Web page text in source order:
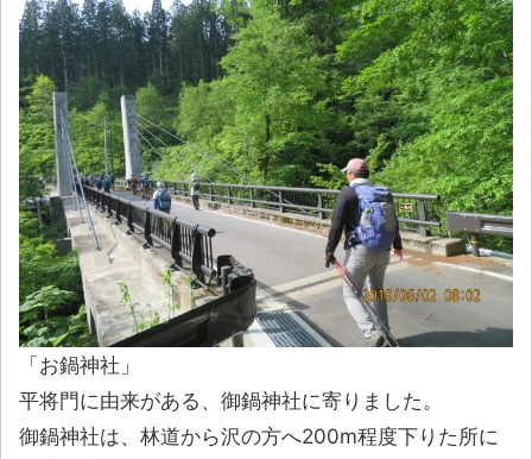
「お鍋神社」
平将門に由来がある、御鍋神社に寄りました。
御鍋神社は、林道から沢の方へ200m程度下りた所に